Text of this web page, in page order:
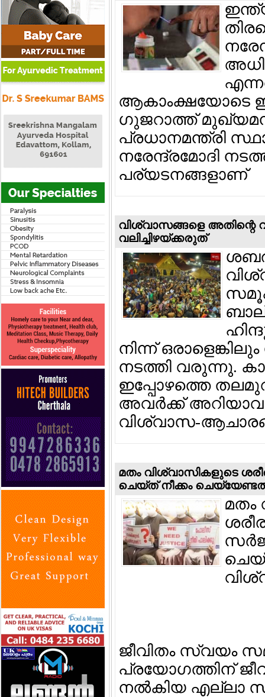
ആകാംക്ഷയോടെ
ഗുജറാത്ത്
പ്രധാനമന്ത്രി
നരേന്ദ്രമോദി
പര്യടനങ്ങളാണ്
വിശ്വാസങ്ങളെ അതിന്റെ
വലിച്ചിഴയ്ക്കരുത്
നിന്ന്
നടത്തി വരുന്നു.
ഇപ്പോഴത്തെ
അവര്‍ക്ക്
വിശ്വാസ-
മതം വിശ്വാസികളുടെ
ചെയ്ത് നീക്കം
മതം
ജീവിതം സ്വയം
പ്രയോഗത്തിന്
നല്‍കിയ എല്ലാ